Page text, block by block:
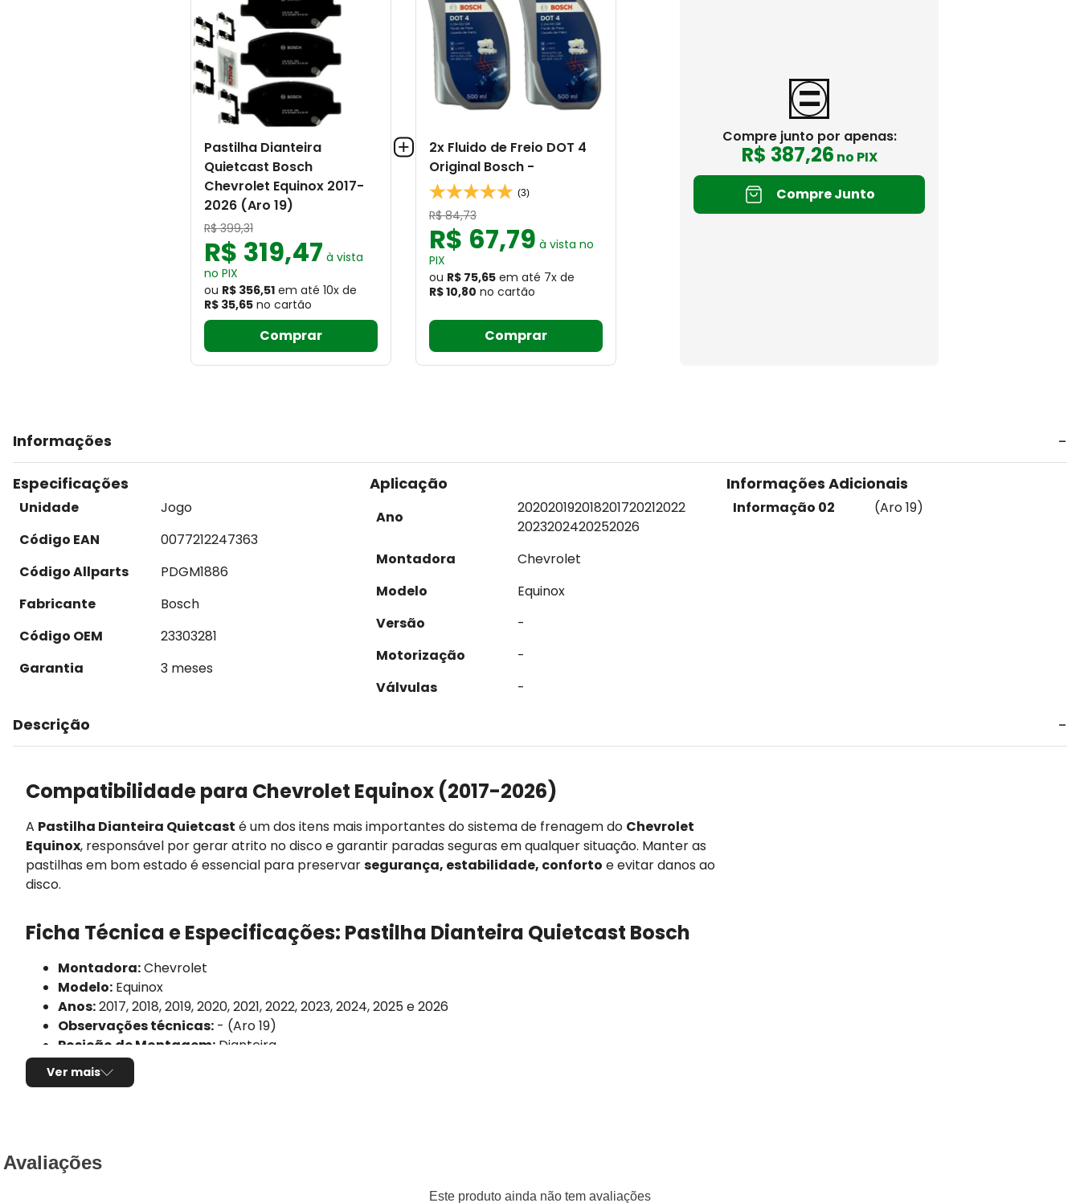
Pastilha Dianteira
Quietcast Bosch
Chevrolet Equinox 2017-
2026 (Aro 19)
R$ 399,31
R$ 319,47 à vista
no PIX
ou R$ 356,51 em até 10x de
R$ 35,65 no cartão
Comprar
2x Fluido de Freio DOT 4
Original Bosch -
(3)
R$ 84,73
R$ 67,79 à vista no
PIX
ou R$ 75,65 em até 7x de
R$ 10,80 no cartão
Comprar
Compre junto por apenas:
R$ 387,26 no PIX
Compre Junto
Informações
Especificações
Unidade
Jogo
Código EAN
0077212247363
Código Allparts
PDGM1886
Fabricante
Bosch
Código OEM
23303281
Garantia
3 meses
Aplicação
Ano
202020192018201720212022
2023202420252026
Montadora
Chevrolet
Modelo
Equinox
Versão
-
Motorização
-
Válvulas
-
Informações Adicionais
Informação 02 (Aro 19)
Descrição
Compatibilidade para Chevrolet Equinox (2017-2026)
A Pastilha Dianteira Quietcast é um dos itens mais importantes do sistema de frenagem do Chevrolet
Equinox, responsável por gerar atrito no disco e garantir paradas seguras em qualquer situação. Manter as
pastilhas em bom estado é essencial para preservarsegurança, estabilidade, conforto e evitar danos ao
disco.
Ficha Técnica e Especificações: Pastilha Dianteira Quietcast Bosch
Montadora:Chevrolet
Modelo: Equinox
Anos:2017, 2018, 2019, 2020, 2021, 2022, 2023, 2024, 2025 e 2026
Observações técnicas: - (Aro 19)
Posição de Montagem: Dianteira
Tipo de produto:
Marca/Fabricante:
Altura:
Ver mais
Avaliações
Este produto ainda não tem avaliações